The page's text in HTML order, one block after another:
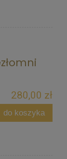
280,00 zł
do koszyka